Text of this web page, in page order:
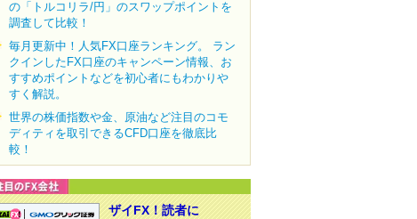
の「トルコリラ/円」のスワップポイントを
調査して比較！
毎月更新中！人気FX口座ランキング。 ラン
クインしたFX口座のキャンペーン情報、お
すすめポイントなどを初心者にもわかりや
すく解説。
世界の株価指数や金、原油など注目のコモ
ディティを取引できるCFD口座を徹底比
較！
ザイFX！読者に